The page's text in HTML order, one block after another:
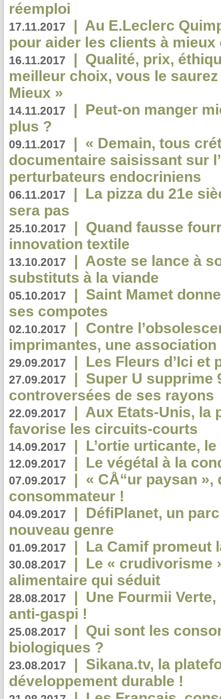
réemploi
17.11.2017 | Au E.Leclerc
pour aider les clients à
16.11.2017 | Qualité, prix,
meilleur choix, vous le
Mieux »
14.11.2017 | Peut-on manger
plus ?
09.11.2017 | « Demain, tous
documentaire saisissant sur
perturbateurs endocriniens
06.11.2017 | La pizza du 21e
sera pas
25.10.2017 | Quand fausse
innovation textile
13.10.2017 | Aoste se lance à
substituts à la viande
05.10.2017 | Saint Mamet
ses compotes
02.10.2017 | Contre
imprimantes, une
29.09.2017 | Les Fleurs d’Ici et
27.09.2017 | Super U supprime
controversées de ses rayons
22.09.2017 | Aux Etats-Unis, la
favorise les circuits-courts
14.09.2017 | L’ortie urticante,
12.09.2017 | Le végétal à la
07.09.2017 | « CÅ“ur paysan
consommateur !
04.09.2017 | DéfiPlanet, un
nouveau genre
01.09.2017 | La Camif promeut
30.08.2017 | Le « crudivorisme
alimentaire qui séduit
28.08.2017 | Une Fourmii
anti-gaspi !
25.08.2017 | Qui sont les
biologiques ?
23.08.2017 | Sikana.tv, la
développement durable !